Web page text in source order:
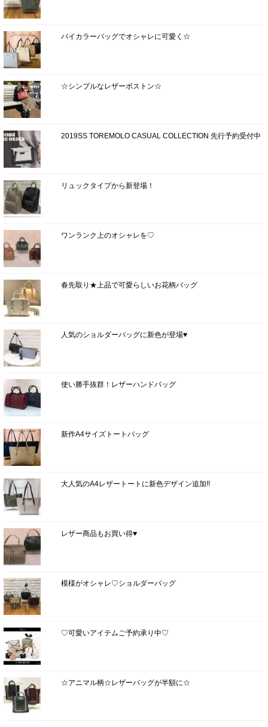
バイカラーバッグでオシャレに可愛く☆
☆シンプルなレザーボストン☆
2019SS TOREMOLO CASUAL COLLECTION 先行予約受付中
リュックタイプから新登場！
ワンランク上のオシャレを♡
春先取り★上品で可愛らしいお花柄バッグ
人気のショルダーバッグに新色が登場♥
使い勝手抜群！レザーハンドバッグ
新作A4サイズトートバッグ
大人気のA4レザートートに新色デザイン追加!!
レザー商品もお買い得♥
模様がオシャレ♡ショルダーバッグ
♡可愛いアイテムご予約承り中♡
☆アニマル柄☆レザーバッグが半額に☆